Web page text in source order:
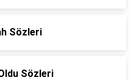
Sözleri
Sözleri